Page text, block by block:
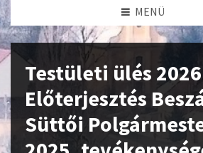
MENÜ
Testületi ülés
Előterjesztés
Süttői